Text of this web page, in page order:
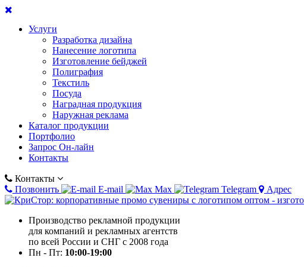
Услуги
Разработка дизайна
Нанесение логотипа
Изготовление бейджей
Полиграфия
Текстиль
Посуда
Наградная продукция
Наружная реклама
Каталог продукции
Портфолио
Запрос Он-лайн
Контакты
Контакты
Позвонить
E-mail Max Telegram Адрес
Производство рекламной продукции
для компаний и рекламных агентств
по всей России и СНГ с 2008 года
Пн - Пт: 10:00-19:00